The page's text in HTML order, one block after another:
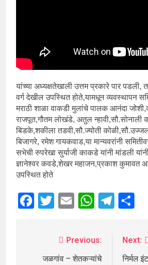
यांच्या अध्यक्षतेखाली उत्तम प्रकारे पार
वर्ग देखील उपस्थित होते,यामधून व्यवस्थापन
मराठी शाळा वाकडी मुलांचे पालक आनंदा
राजपूत,गौतम लोखंडे, अतुल न्हावी,सौ.सोनाली
बिडके,शकीला तडवी,सौ.ज्योती
बिजागरे, रमेश गायकवाड,या मान्यवरांनी
सभेची रुपरेखा सुर्याजी काकडे यांनी मांडली
ज्ञानेश्वर कवडे,शेखर महाजन,प्रकाश कुमावत
उपस्थित होते
Facebook
Twitter
Email
Previous:
जळगांव – शेतकऱ्यांचे
Next:
निर्मल